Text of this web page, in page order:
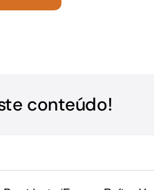
conteúdo!